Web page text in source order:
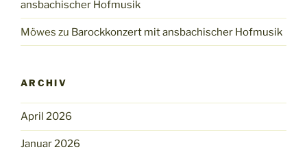
ansbachischer Hofmusik
Möwes zu Barockkonzert mit ansbachischer Hofmusik
ARCHIV
April 2026
Januar 2026